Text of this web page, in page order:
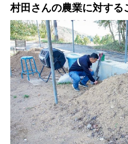
村田さんの農業に対する